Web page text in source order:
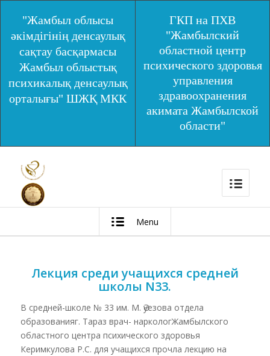
"Жамбыл облысы
әкімдігінің денсаулық
сақтау басқармасы
Жамбыл облыстық
психикалық денсаулық
орталығы" ШЖҚ МКК
ГКП на ПХВ
"Жамбылский
областной центр
психического здоровья
управления
здравоохранения
акимата Жамбылской
области"
Menu
Лекция среди учащихся средней
школы N33.
В средней-школе № 33 им. М. Әуезова отдела
образованияг. Тараз врач- наркологЖамбылского
областного центра психического здоровья
Керимкулова Р.С. для учащихся прочла лекцию на